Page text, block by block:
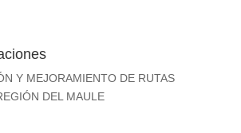
Y MEJORAMIENTO DE RUTAS
DEL MAULE